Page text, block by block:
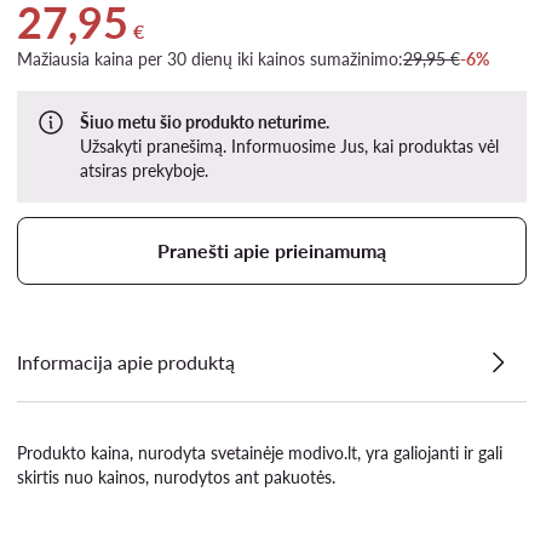
Dabartinė kaina 27,95 €
27,95 €
Mažiausia kaina per 30 dienų iki kainos sumažinimo:29,95 €-6%
Šiuo metu šio produkto neturime.
Užsakyti pranešimą. Informuosime Jus, kai produktas vėl
atsiras prekyboje.
Pranešti apie prieinamumą
Informacija apie produktą
Produkto kaina, nurodyta svetainėje modivo.lt, yra galiojanti ir gali
skirtis nuo kainos, nurodytos ant pakuotės.